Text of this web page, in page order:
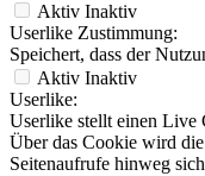
Aktiv Inaktiv
Userlike Zustimmung:
Speichert, dass der
Aktiv Inaktiv
Userlike:
Userlike stellt einen Live
Über das Cookie wird
Seitenaufrufe hinweg